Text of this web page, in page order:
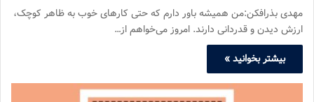
مهدی بذرافکن:من همیشه باور دارم که حتی کارهای خوب به ظاهر کوچک،
ارزش دیدن و قدردانی دارند. امروز می‌خواهم از…
بیشتر بخوانید »